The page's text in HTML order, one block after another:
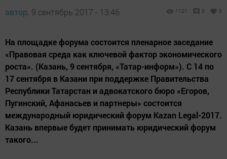
автор, 9 сентябрь 2017 - 13:46 1121 0 0
На площадке форума состоится пленарное заседание
«Правовая среда как ключевой фактор экономического
роста». (Казань, 9 сентября, «Татар-информ»). С 14 по
17 сентября в Казани при поддержке Правительства
Республики Татарстан и адвокатского бюро «Егоров,
Пугинский, Афанасьев и партнеры» состоится
международный юридический форум Kazan Legal-2017.
Казань впервые будет принимать юридический форум
такого...